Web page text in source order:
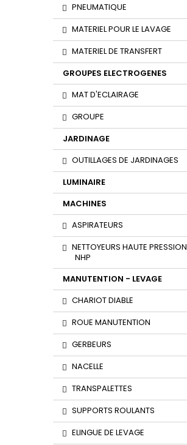
PNEUMATIQUE
MATERIEL POUR LE LAVAGE
MATERIEL DE TRANSFERT
GROUPES ELECTROGENES
MAT D'ECLAIRAGE
GROUPE
JARDINAGE
OUTILLAGES DE JARDINAGES
LUMINAIRE
MACHINES
ASPIRATEURS
NETTOYEURS HAUTE PRESSION
NHP
MANUTENTION - LEVAGE
CHARIOT DIABLE
ROUE MANUTENTION
GERBEURS
NACELLE
TRANSPALETTES
SUPPORTS ROULANTS
ELINGUE DE LEVAGE